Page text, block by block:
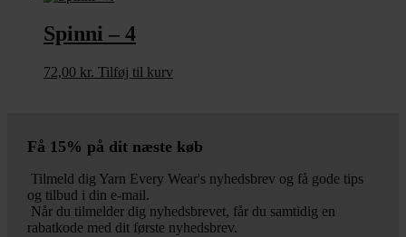
Spinni – 4
72,00 kr. Tilføj til kurv
Få 15% på dit næste køb
Tilmeld dig Yarn Every Wear's nyhedsbrev og få gode tips
og tilbud i din e-mail.
Når du tilmelder dig nyhedsbrevet, får du samtidig en
rabatkode med dit første nyhedsbrev.